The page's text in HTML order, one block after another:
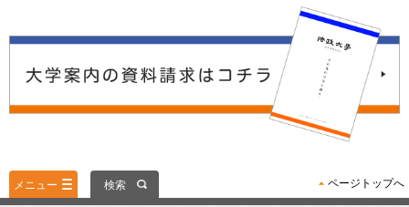
メニュー 検索 ページトップへ